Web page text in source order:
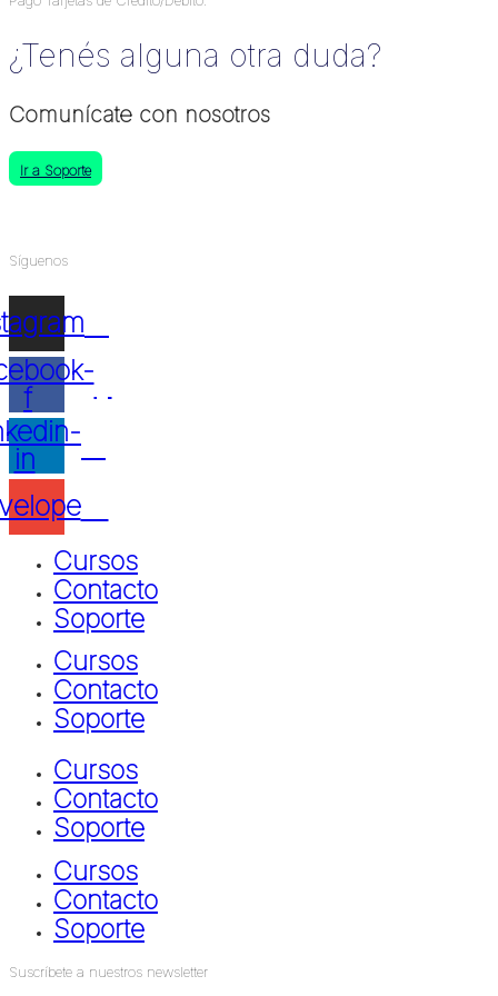
¿Tenés alguna otra duda?
Comunícate con nosotros
Ir a Soporte
Síguenos
f
in
Cursos
Contacto
Soporte
Cursos
Contacto
Soporte
Cursos
Contacto
Soporte
Cursos
Contacto
Soporte
Suscríbete a nuestros newsletter